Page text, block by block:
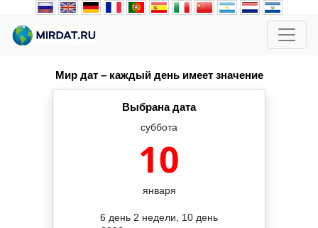
Мир дат – каждый день имеет значение
Выбрана дата
суббота
10
января
6 день 2 недели, 10 день